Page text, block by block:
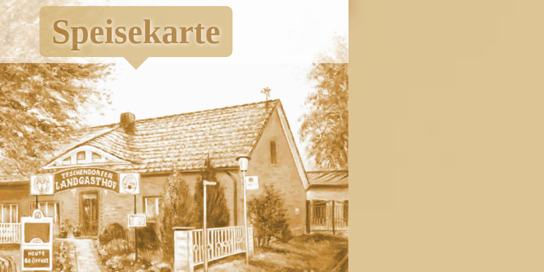
Speisekarte
Vorspeisen und für den kleinen Hunger
Hauptgerichte
Fisch
Geflügel
regionale Getränke aus Grüneberg in Mehrweg-Glasflaschen
Bier